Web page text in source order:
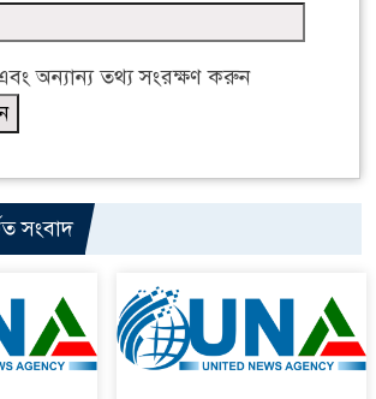
অন্যান্য তথ্য সংরক্ষণ করুন
সংবাদ